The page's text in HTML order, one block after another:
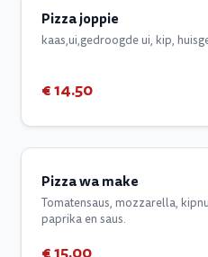
Pizza joppie
kaas,ui,gedroogde ui, kip,
€ 14.50
Pizza wa make
Tomatensaus, mozzarella,
paprika en saus.